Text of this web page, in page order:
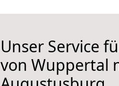
Unser Service
von Wuppertal